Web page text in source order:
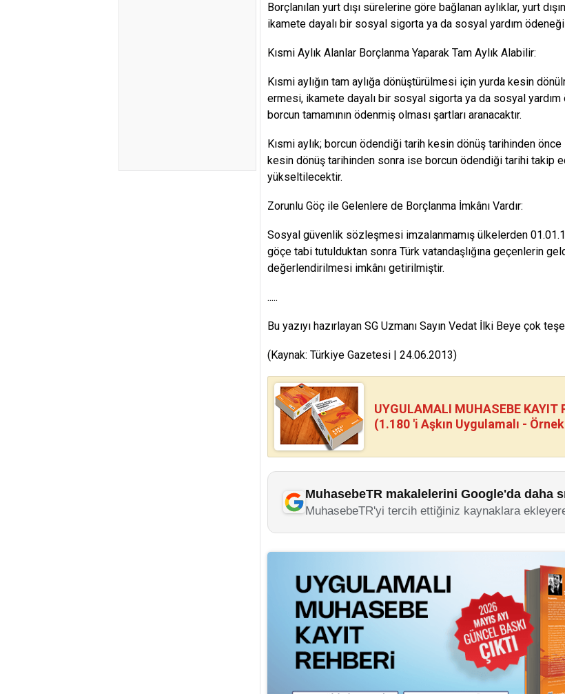
Borçlanılan yurt dışı sürelerine göre bağlanan aylıklar, yurt
ikamete dayalı bir sosyal sigorta ya da sosyal yardım
Kısmi Aylık Alanlar Borçlanma Yaparak Tam Aylık Alabilir:
Kısmi aylığın tam aylığa dönüştürülmesi için yurda kesin
ermesi, ikamete dayalı bir sosyal sigorta ya da sosyal
borcun tamamının ödenmiş olması şartları aranacaktır.
Kısmi aylık; borcun ödendiği tarih kesin dönüş tarihinden
kesin dönüş tarihinden sonra ise borcun ödendiği tarihi takip
yükseltilecektir.
Zorunlu Göç ile Gelenlere de Borçlanma İmkânı Vardır:
Sosyal güvenlik sözleşmesi imzalanmamış ülkelerden
göçe tabi tutulduktan sonra Türk vatandaşlığına geçenlerin
değerlendirilmesi imkânı getirilmiştir.
.....
Bu yazıyı hazırlayan SG Uzmanı Sayın Vedat İlki Beye çok
(Kaynak: Türkiye Gazetesi | 24.06.2013)
UYGULAMALI MUHASEBE KAYIT
(1.180 'i Aşkın Uygulamalı -
MuhasebeTR makalelerini Google'da daha
MuhasebeTR'yi tercih ettiğiniz kaynaklara